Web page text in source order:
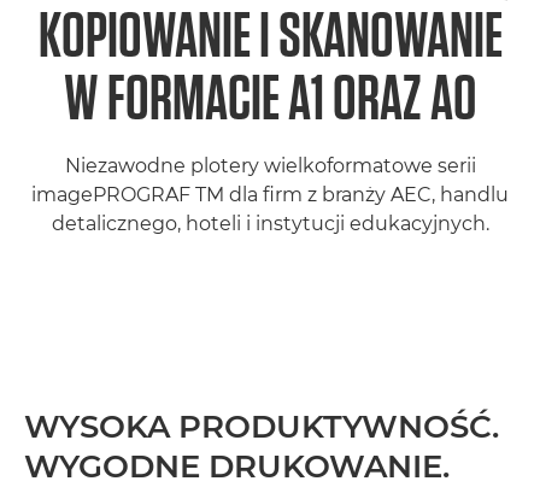
KOPIOWANIE I SKANOWANIE
W FORMACIE A1 ORAZ A0
Niezawodne plotery wielkoformatowe serii
imagePROGRAF TM dla firm z branży AEC, handlu
detalicznego, hoteli i instytucji edukacyjnych.
WYSOKA PRODUKTYWNOŚĆ.
WYGODNE DRUKOWANIE.